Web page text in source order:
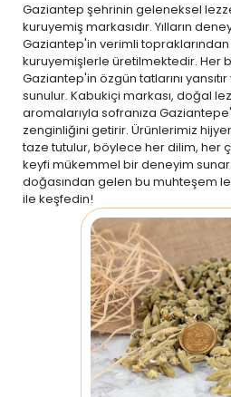
Gaziantep şehrinin geleneksel
kuruyemiş markasıdır. Yılların
Gaziantep'in verimli
kuruyemişlerle üretilmektedir. Her bir
Gaziantep'in özgün tatlarını
sunulur. Kabukiçi markası, doğal
aromalarıyla sofranıza
zenginliğini getirir. Ürünlerimiz
taze tutulur, böylece her dilim, her
keyfi mükemmel bir deneyim
doğasından gelen bu muhteşem
ile keşfedin!